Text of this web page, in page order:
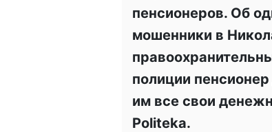
пенсионеров. Об
мошенники в
полиции
им все свои
Рoliteka.